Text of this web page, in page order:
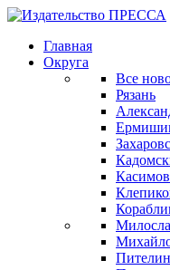
Главная
Округа
Все
Рязань